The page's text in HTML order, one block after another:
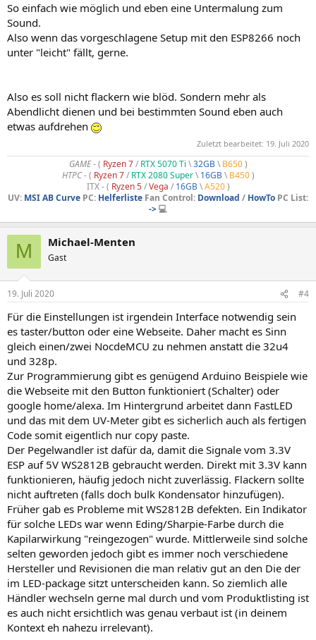
So einfach wie möglich und eben eine Untermalung zum
Sound.
Also wenn das vorgeschlagene Setup mit den ESP8266 noch
unter "leicht" fällt, gerne.
Also es soll nicht flackern wie blöd. Sondern mehr als
Abendlicht dienen und bei bestimmten Sound eben auch
etwas aufdrehen
Zuletzt bearbeitet: 19. Juli 2020
GAME- ( Ryzen 7/ RTX 5070 Ti \32GB\ B650)
HTPC -( Ryzen 7/ RTX 2080 Super\ 16GB\ B450)
ITX - ( Ryzen 5/Vega / 16GB\A520)
UV: MSI AB Curve PC: Helferliste Fan Control: Download / HowTo PC List:
->💻
M Michael-Menten
Gast
19. Juli 2020 #4
Für die Einstellungen ist irgendein Interface notwendig sein
es taster/button oder eine Webseite. Daher macht es Sinn
gleich einen/zwei NocdeMCU zu nehmen anstatt die 32u4
und 328p.
Zur Programmierung gibt es genügend Arduino Beispiele wie
die Webseite mit den Button funktioniert (Schalter) oder
google home/alexa. Im Hintergrund arbeitet dann FastLED
und das mit dem UV-Meter gibt es sicherlich auch als fertigen
Code somit eigentlich nur copy paste.
Der Pegelwandler ist dafür da, damit die Signale vom 3.3V
ESP auf 5V WS2812B gebraucht werden. Direkt mit 3.3V kann
funktionieren, häufig jedoch nicht zuverlässig. Flackern sollte
nicht auftreten (falls doch bulk Kondensator hinzufügen).
Früher gab es Probleme mit WS2812B defekten. Ein Indikator
für solche LEDs war wenn Eding/Sharpie-Farbe durch die
Kapilarwirkung "reingezogen" wurde. Mittlerweile sind solche
selten geworden jedoch gibt es immer noch verschiedene
Hersteller und Revisionen die man relativ gut an den Die der
im LED-package sitzt unterscheiden kann. So ziemlich alle
Händler wechseln gerne mal durch und vom Produktlisting ist
es auch nicht ersichtlich was genau verbaut ist (in deinem
Kontext eh nahezu irrelevant).